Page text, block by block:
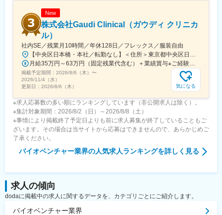
New
株式会社Gaudi Clinical（ガウディ クリニカ
ル）
社内SE／残業月10時間／年休128日／フレックス／服装自由
掲載予定期間： 2026/8/6（木） 〜
2026/11/4（水）
更新日： 2026/8/6（木） 気になる
※求人応募数の多い順にランキングしています（非公開求人は除く）。
※集計対象期間：2026/8/2（日）～2026/8/8（土）
※事情により掲載終了予定日よりも前に求人募集が終了していることもご
ざいます。その場合は当サイトから応募はできませんので、あらかじめご
了承ください。
バイオベンチャー業界の人気求人ランキングを詳しく見る
求人の傾向
dodaに掲載中の求人に関するデータを、カテゴリごとにご紹介します。
バイオベンチャー業界